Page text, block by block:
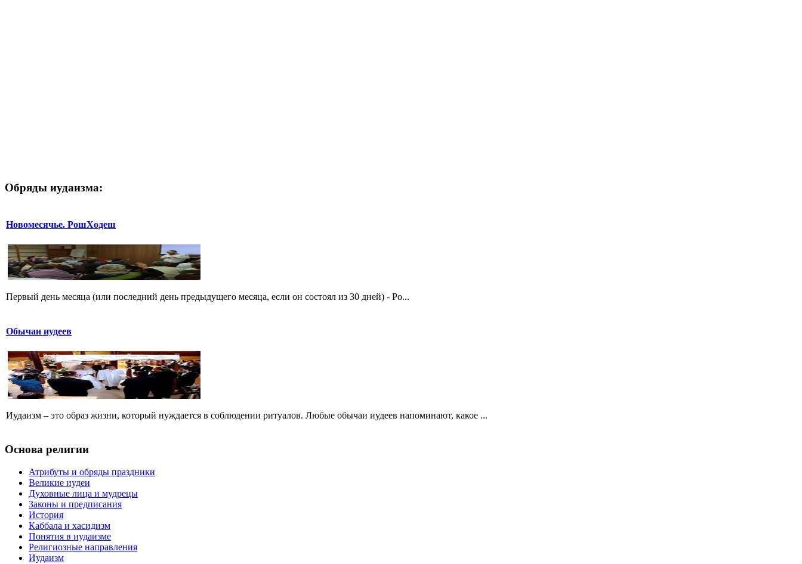
Обряды иудаизма:
Новомесячье. РошХодеш
Первый день месяца (или последний день предыдущего месяца, если он состоял из 30 дней) - Ро...
Обычаи иудеев
Иудаизм – это образ жизни, который нуждается в соблюдении ритуалов. Любые обычаи иудеев напоминают, какое ...
Основа религии
Атрибуты и обряды праздники
Великие иудеи
Духовные лица и мудрецы
Законы и предписания
История
Каббала и хасидизм
Понятия в иудаизме
Религиозные направления
Иудаизм